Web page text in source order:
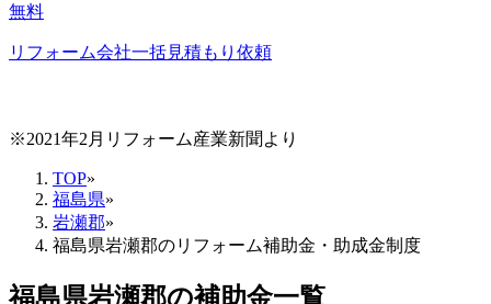
無料
リフォーム会社一括見積もり依頼
※2021年2月リフォーム産業新聞より
TOP»
福島県»
岩瀬郡»
福島県岩瀬郡のリフォーム補助金・助成金制度
福島県岩瀬郡の補助金一覧